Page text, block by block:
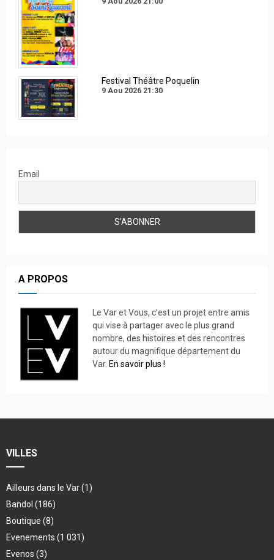
Festival Théâtre Poquelin
9 Aou 2026 21:30
Email
A PROPOS
Le Var et Vous, c’est un projet entre amis
qui vise à partager avec le plus grand
nombre, des histoires et des rencontres
autour du magnifique département du
Var. En savoir plus !
VILLES
Ailleurs dans le Var(1)
Bandol (186)
Boutique (8)
Evenements (1 031)
Evenos (3)